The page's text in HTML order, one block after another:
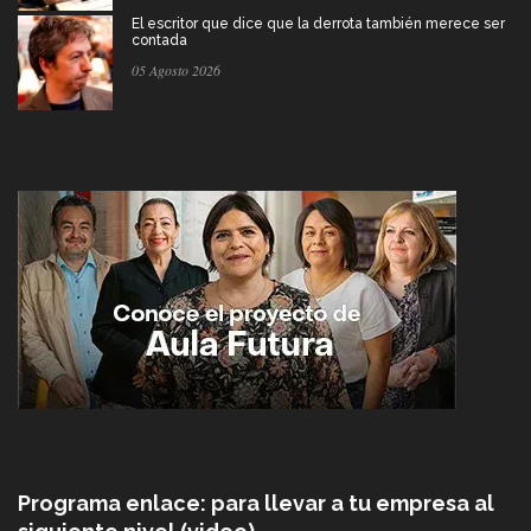
El escritor que dice que la derrota también merece ser
contada
05 Agosto 2026
Programa enlace: para llevar a tu empresa al